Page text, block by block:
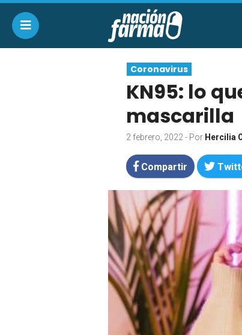
Coronavirus
KN95: lo
mascarilla
2 febrero, 2022 - Por Hercilia
Compartir